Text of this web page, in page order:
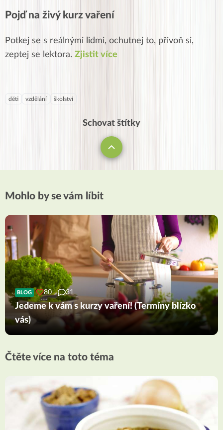
Pojď na živý kurz vaření
Potkej se s reálnými lidmi, ochutnej to, přivoň si,
zeptej se lektora. Zjistit více
děti vzdělání školství
Schovat štítky
Mohlo by se vám líbit
BLOG 80 31
Jedeme k vám s kurzy vaření! (Termíny blízko
vás)
Čtěte více na toto téma